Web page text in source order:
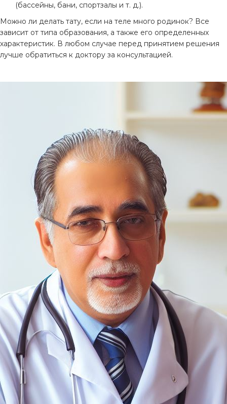
(бассейны, бани, спортзалы и т. д.).
Можно ли делать тату, если на теле много родинок? Все
зависит от типа образования, а также его определенных
характеристик. В любом случае перед принятием решения
лучше обратиться к доктору за консультацией.